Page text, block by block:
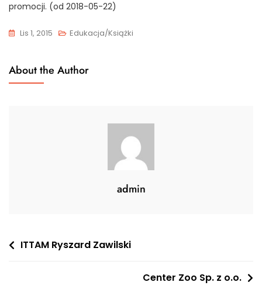
promocji. (od 2018-05-22)
Lis 1, 2015 Edukacja/Książki
About the Author
admin
Nawigacja
ITTAM Ryszard Zawilski
Center Zoo Sp. z o.o.